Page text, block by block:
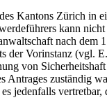
Kantons Zürich in
kann
nach dem
der Vorinstanz (vgl.
von
Antrages zuständig
jedenfalls vertretbar,